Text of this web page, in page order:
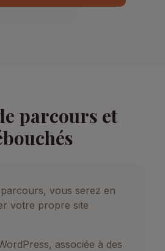
parcours et
vous serez en
votre propre site
associée à des